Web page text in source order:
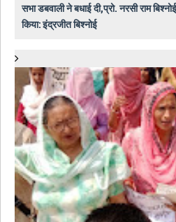
सभा डबवाली ने बधाई दी,प्रो. नरसी राम
किया: इंद्रजीत बिश्नोई